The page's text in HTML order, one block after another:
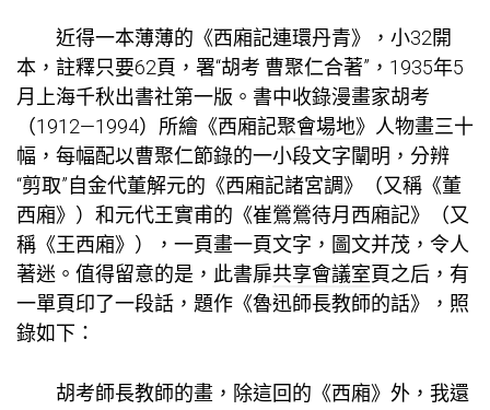
近得一本薄薄的《西廂記連環丹青》，小32開
本，註釋只要62頁，署“胡考 曹聚仁合著”，1935年5
月上海千秋出書社第一版。書中收錄漫畫家胡考
（1912—1994）所繪《西廂記聚會場地》人物畫三十
幅，每幅配以曹聚仁節錄的一小段文字闡明，分辨
“剪取”自金代董解元的《西廂記諸宮調》（又稱《董
西廂》）和元代王實甫的《崔鶯鶯待月西廂記》（又
稱《王西廂》），一頁畫一頁文字，圖文并茂，令人
著迷。值得留意的是，此書扉共享會議室頁之后，有
一單頁印了一段話，題作《魯迅師長教師的話》，照
錄如下：
胡考師長教師的畫，除這回的《西廂》外，我還